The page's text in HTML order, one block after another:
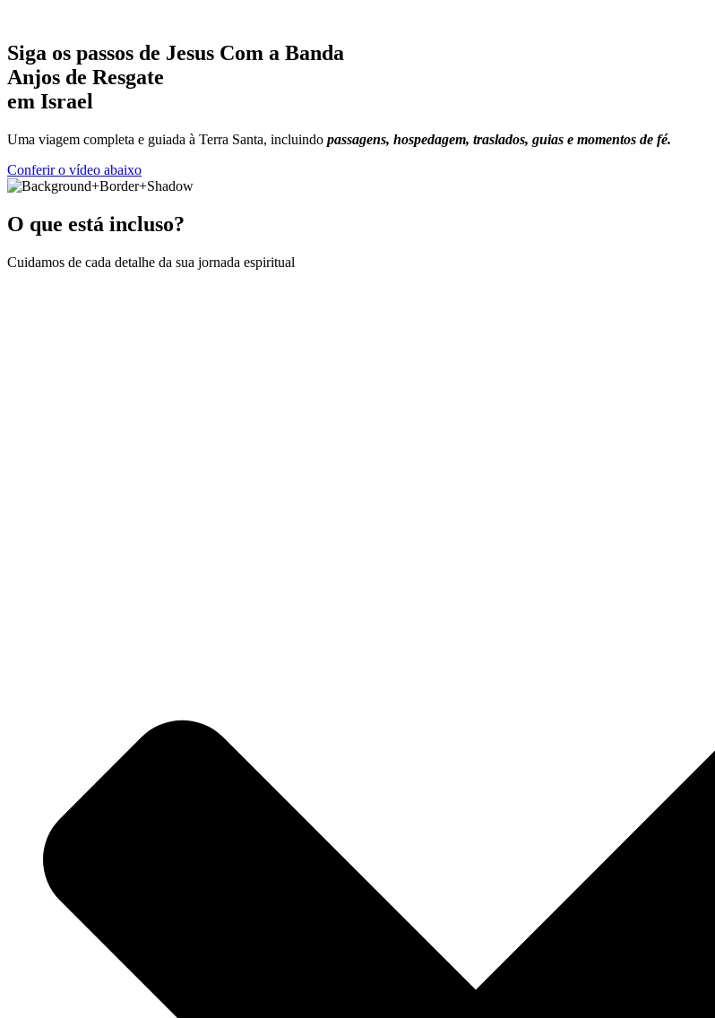
Siga os passos de Jesus Com a Banda
Anjos de Resgate
em Israel
Uma viagem completa e guiada à Terra Santa, incluindo passagens, hospedagem, traslados, guias e momentos de fé.
Conferir o vídeo abaixo
O que está incluso?
Cuidamos de cada detalhe da sua jornada espiritual